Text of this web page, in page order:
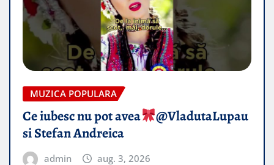
MUZICA POPULARA
Ce iubesc nu pot avea
​@VladutaLupau
si Stefan Andreica
admin aug. 3, 2026